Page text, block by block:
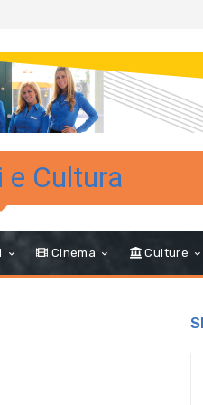
e Cultura
Cinema Culture